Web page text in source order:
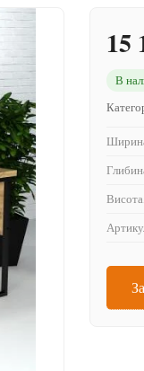
15
В